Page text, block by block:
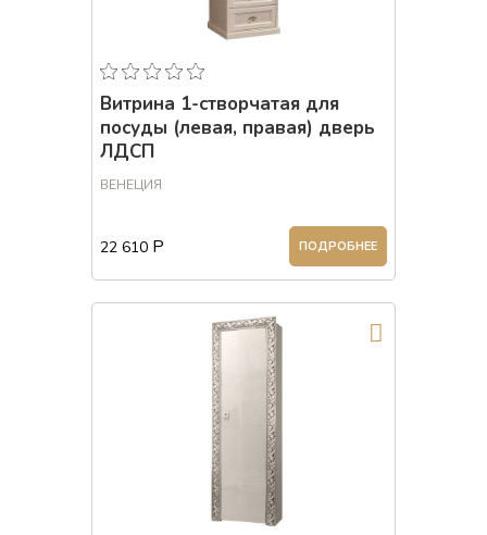
Витрина 1-створчатая для
посуды (левая, правая) дверь
ЛДСП
ВЕНЕЦИЯ
22 610 Р ПОДРОБНЕЕ